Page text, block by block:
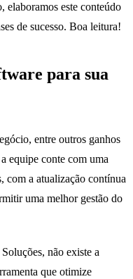
elaboramos este conteúdo
de sucesso. Boa leitura!
para sua
entre outros ganhos
equipe conte com uma
com a atualização contínua
uma melhor gestão do
não existe a
que otimize